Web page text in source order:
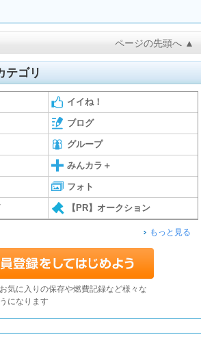
ページの先頭へ ▲
テゴリ
イイね！
ブログ
グループ
みんカラ＋
フォト
【PR】オークション
もっと見る
気に入りの保存や燃費記録など様々な
になります